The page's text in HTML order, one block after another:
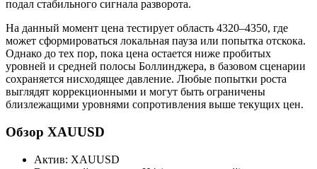
подал стабильного сигнала разворота.
На данный момент цена тестирует область 4320–4350, где
может сформироваться локальная пауза или попытка отскока.
Однако до тех пор, пока цена остается ниже пробитых
уровней и средней полосы Боллинджера, в базовом сценарии
сохраняется нисходящее давление. Любые попытки роста
выглядят коррекционными и могут быть ограничены
близлежащими уровнями сопротивления выше текущих цен.
Обзор XAUUSD
Актив: XAUUSD